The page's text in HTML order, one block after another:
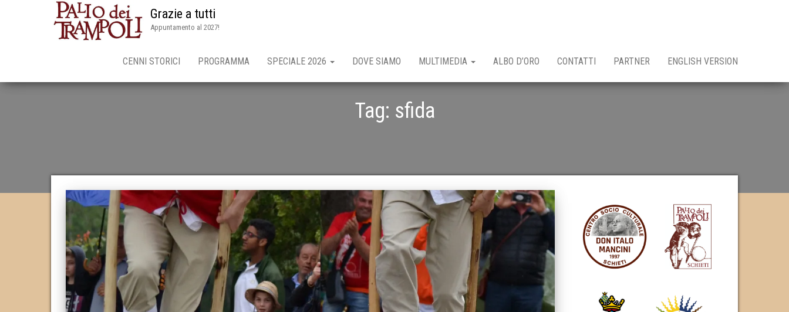
Grazie a tutti
Appuntamento al 2027!
CENNI STORICI PROGRAMMA SPECIALE 2026 DOVE SIAMO MULTIMEDIA ALBO D’ORO CONTATTI PARTNER ENGLISH VERSION
Tag: sfida